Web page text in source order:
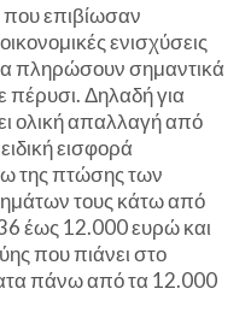
που επιβίωσαν
ενισχύσεις
πληρώσουν σημαντικά
Δηλαδή για
ολική απαλλαγή από
εισφορά
της πτώσης των
τους κάτω από
έως 12.000 ευρώ και
που πιάνει στο
πάνω από τα 12.000